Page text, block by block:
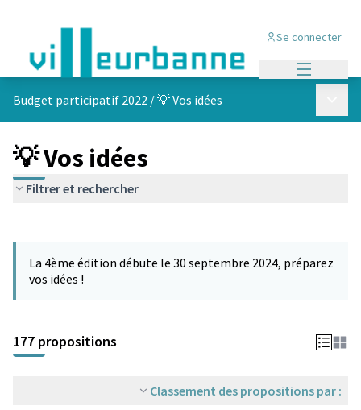
Se connecter
Budget participatif 2022 /💡 Vos idées
💡 Vos idées
Filtrer et rechercher
−
La 4ème édition débute le 30 septembre 2024, préparez
vos idées !
177 propositions
Classement des propositions par :